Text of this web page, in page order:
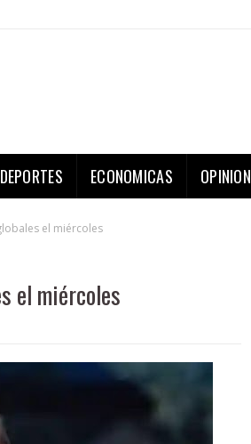
DEPORTES ECONOMICAS OPINION
el miércoles
el miércoles